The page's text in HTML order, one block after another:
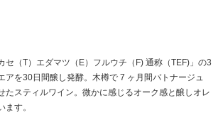
セ（T）エダマツ（E）フルウチ（F) 通称（TEF)」の3
アを30日間醸し発酵。木樽で 7 ヶ月間バトナージュ
たスティルワイン。微かに感じるオーク感と醸しオレ
ます。